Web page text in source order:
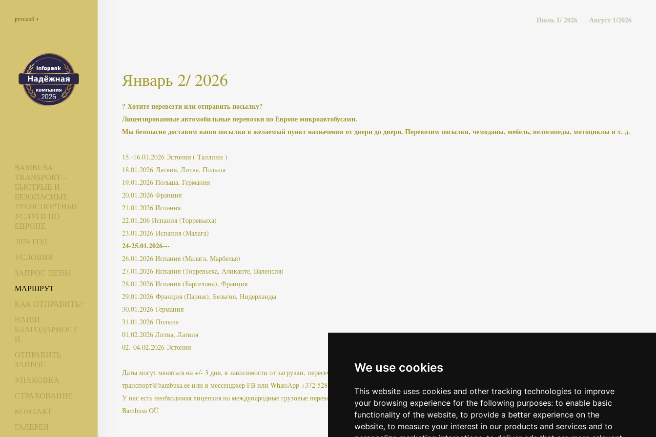
We use cookies
This website uses cookies and other tracking technologies to improve
your browsing experience for the following purposes: to enable basic
functionality of the website, to provide a better experience on the
website, to measure your interest in our products and services and to
русский ▼
BAMBUSA
TRANSPORT –
БЫСТРЫЕ И
БЕЗОПАСНЫЕ
ТРАНСПОРТНЫЕ
УСЛУГИ ПО
ЕВРОПЕ
2024 ГОД
УСЛОВИЯ
ЗАПРОС ЦЕНЫ
МАРШРУТ
КАК ОТПРАВИТЬ?
НАШИ
БЛАГОДАРНОСТ
И
ОТПРАВИТЬ
ЗАПРОС
УПАКОВКА
СТРАХОВАНИЕ
КОНТАКТ
ГАЛЕРЕЯ
Июль 1/ 2026 Август 1/2026
Январь 2/ 2026
? Хотите перевезти или отправить посылку?
Лицензированные автомобильные перевозки по Европе микроавтобусами.
Мы безопасно доставим ваши посылки в желаемый пункт назначения от двери до двери. Перевозим посылки, чемоданы, мебель, велосипеды, мотоциклы и т. д.
15.-16.01.2026 Эстония ( Таллинн )
18.01.2026 Латвия, Литва, Польша
19.01.2026 Польша, Германия
20.01.2026 Франция
21.01.2026 Испания
22.01.206 Испания (Торревьеха)
23.01.2026 Испания (Малага)
24-25.01.2026---
26.01.2026 Испания (Малага, Марбелья)
27.01.2026 Испания (Торревьеха, Аликанте, Валенсия)
28.01.2026 Испания (Барселона), Франция
29.01.2026 Франция (Париж), Бельгия, Нидерланды
30.01.2026 Германия
31.01.2026 Польша
01.02.2026 Литва, Латвия
02.-04.02.2026 Эстония
Даты могут меняться на +/- 3 дня, в зависимости от загрузки, пересечения границы, пробок или других форс-мажорных обстоятельств! Напишите нам на
транспорт@bambusa.ee или в мессенджер FB или WhatsApp +372 528 0799
У нас есть необходимая лицензия на международные грузовые перевозки!
Bambusa OÜ